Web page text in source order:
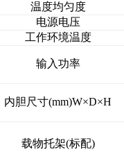
温度均匀度
电源电压
工作环境温度
输入功率
内胆尺寸(mm)W×D×H
载物托架(标配)